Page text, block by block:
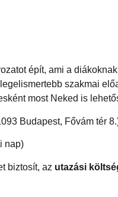
épít, ami a
szakmai
most Neked is
Budapest, Fővám tér
nap)
biztosít, az utazási